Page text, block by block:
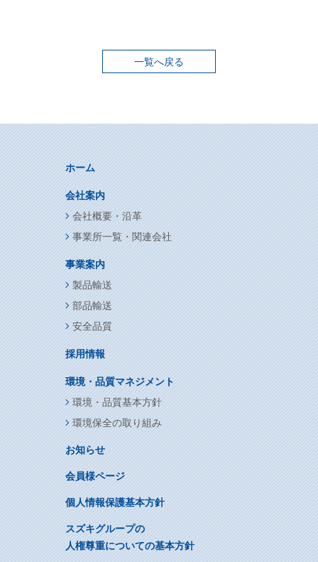
一覧へ戻る
ホーム
会社案内
会社概要・沿革
事業所一覧・関連会社
事業案内
製品輸送
部品輸送
安全品質
採用情報
環境・品質マネジメント
環境・品質基本方針
環境保全の取り組み
お知らせ
会員様ページ
個人情報保護基本方針
スズキグループの
人権尊重についての基本方針